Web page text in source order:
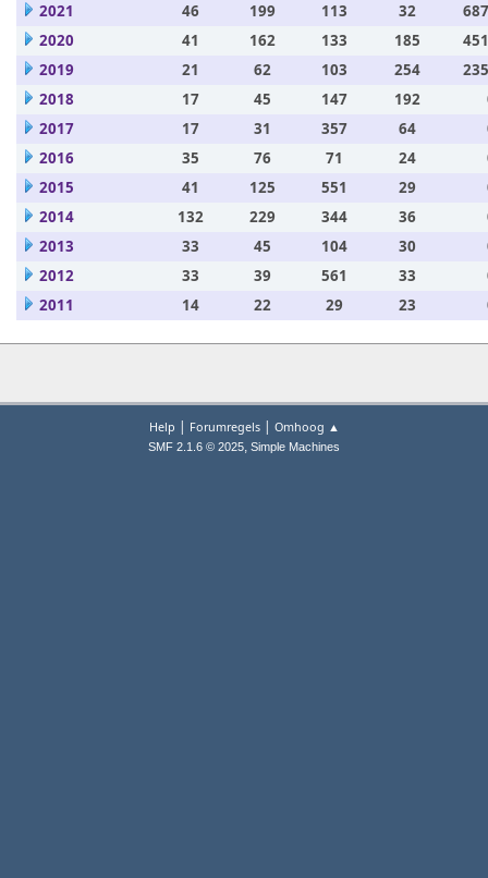
2021
46 199 113 32
2020
41 162 133 185
2019
21 62 103 254
2018
17 45 147 192
2017
17 31 357 64
2016
35 76 71 24
2015
41 125 551 29
2014
132 229 344 36
2013
33 45 104 30
2012
33 39 561 33
2011
14 22 29 23
Help | Forumregels| Omhoog ▲
SMF 2.1.6 © 2025, Simple Machines